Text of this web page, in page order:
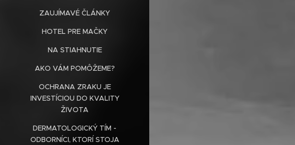
ZAUJÍMAVÉ ČLÁNKY
HOTEL PRE MAČKY
NA STIAHNUTIE
AKO VÁM POMÔŽEME?
OCHRANA ZRAKU JE
INVESTÍCIOU DO KVALITY
ŽIVOTA
DERMATOLOGICKÝ TÍM -
ODBORNÍCI, KTORÍ STOJA